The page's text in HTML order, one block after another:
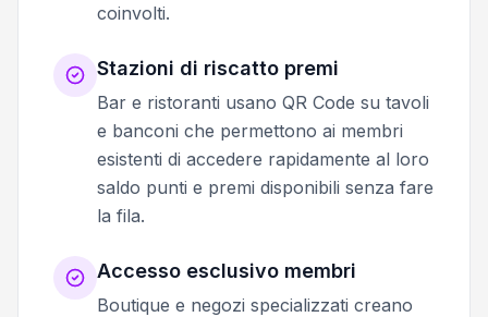
coinvolti.
Stazioni di riscatto premi
Bar e ristoranti usano QR Code su tavoli
e banconi che permettono ai membri
esistenti di accedere rapidamente al loro
saldo punti e premi disponibili senza fare
la fila.
Accesso esclusivo membri
Boutique e negozi specializzati creano